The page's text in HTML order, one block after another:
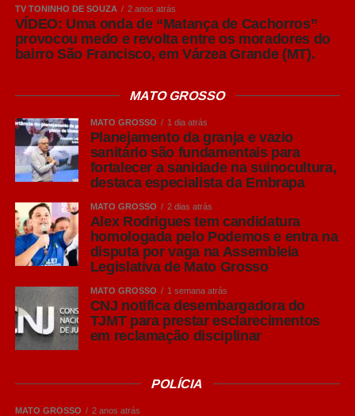
vazio sanitário sempre que possível. São medidas que
contribuem muito para preservar a sanidade do rebanho”,
concluiu o especialista.
Carga irregular de
retida na divisa com Mato Grosso Sul
Para o presidente da Acrismat, Frederico Tannure Filho,
levar especialistas da Embrapa ao simpósio reforça o
conhecimento técnico que contribua para o fortalecimento
da suinocultura mato-grossense.
“A sanidade é um dos maiores patrimônios da
suinocultura brasileira e precisa ser preservada
diariamente dentro das granjas. Trazer esse debate para
o Simpósio permite que nossos produtores tenham
acesso às melhores práticas e entendam que, muitas
produção em lotes e no cumprimento do vazio sanitário
geram ganhos expressivos em produtividade e
TV TONINHO DE SOUZA 2 anos atrás
VÍDEO: Uma onda de “Matança de Cachorros”
provocou medo e revolta entre os moradores do
bairro São Francisco, em Várzea Grande (MT).
MATO GROSSO
MATO GROSSO 1 dia atrás
Planejamento da granja e vazio
sanitário são fundamentais para
fortalecer a sanidade na suinocultura,
destaca especialista da Embrapa
MATO GROSSO 2 dias atrás
Alex Rodrigues tem candidatura
homologada pelo Podemos e entra na
disputa por vaga na Assembleia
Legislativa de Mato Grosso
MATO GROSSO 1 semana atrás
CNJ notifica desembargadora do
TJMT para prestar esclarecimentos
em reclamação disciplinar
POLÍCIA
MATO GROSSO 2 anos atrás